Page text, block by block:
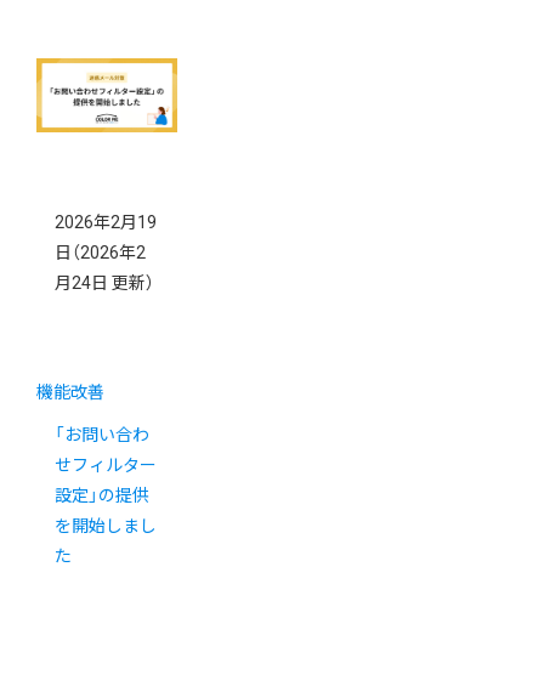
2026年2月19
日 （2026年2
月24日 更新）
機能改善
「お問い合わ
せフィルター
設定」の提供
を開始しまし
た